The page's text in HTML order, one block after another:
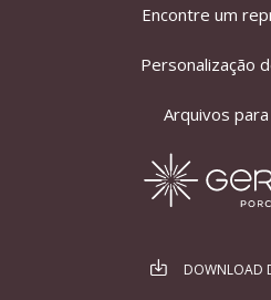
Encontre um
Personalização
Arquivos
DOWNLOAD